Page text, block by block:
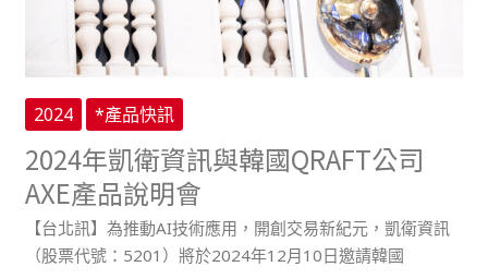
2024 *產品快訊
2024年凱衛資訊與韓國QRAFT公司
AXE產品說明會
【台北訊】為推動AI技術應用，開創交易新紀元，凱衛資訊
（股票代號：5201）將於2024年12月10日邀請韓國
QRAFT
司
AXE
產
說
明
會